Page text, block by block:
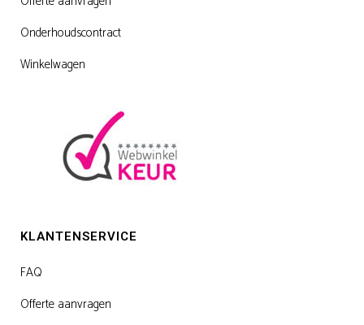
Onderhoudscontract
Winkelwagen
KLANTENSERVICE
FAQ
Offerte aanvragen